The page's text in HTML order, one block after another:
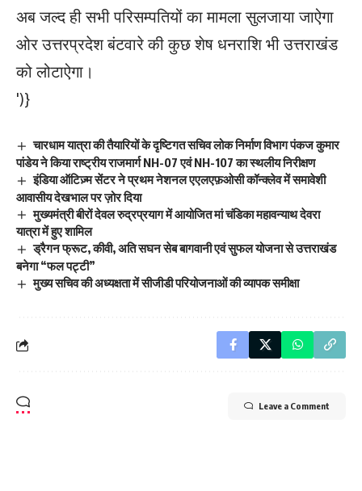
अब जल्द ही सभी परिसम्पतियों का मामला सुलजाया जाऐगा
ओर उत्तरप्रदेश बंटवारे की कुछ शेष धनराशि भी उत्तराखंड
को लोटाऐगा।
')}
चारधाम यात्रा की तैयारियों के दृष्टिगत सचिव लोक निर्माण विभाग पंकज कुमार
पांडेय ने किया राष्ट्रीय राजमार्ग NH-07 एवं NH-107 का स्थलीय निरीक्षण
इंडिया ऑटिज़्म सेंटर ने प्रथम नेशनल एएलएफ़ओसी कॉन्क्लेव में समावेशी
आवासीय देखभाल पर ज़ोर दिया
मुख्यमंत्री बीरों देवल रुद्रप्रयाग में आयोजित मां चंडिका महावन्याथ देवरा
यात्रा में हुए शामिल
ड्रैगन फ्रूट, कीवी, अति सघन सेब बागवानी एवं सुफल योजना से उत्तराखंड
बनेगा “फल पट्टी”
मुख्य सचिव की अध्यक्षता में सीजीडी परियोजनाओं की व्यापक समीक्षा
Leave a Comment